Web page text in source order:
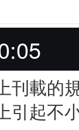
刊載的
引起不